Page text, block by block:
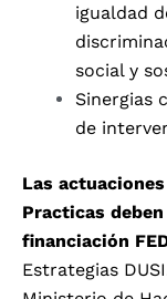
igualdad
social y
Sinergias
de
Las
Practicas
financiación
Estrategias